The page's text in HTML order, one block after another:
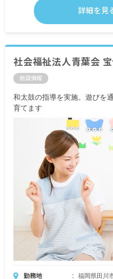
詳細を見
社会福祉法人青葉会 宝
施設情報
和太鼓の指導を実施。遊びを
育てます
勤務地 福岡県田川